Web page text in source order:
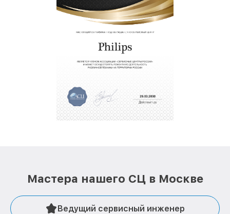
Мастера нашего СЦ в Москве
Ведущий сервисный инженер